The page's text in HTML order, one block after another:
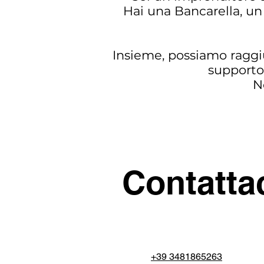
Hai una Bancarella,
Insieme, possiamo
+39 3481865263